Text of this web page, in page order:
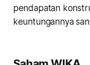
pendapatan
keuntungannya